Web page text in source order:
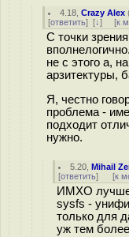
4.18 ,Crazy Alex
[ответить] [↓] [к
С точки
не с этого а,
арзитектуры,
Я, честно
проблема -
подходит
нужно.
5.20 ,Mihail
[ответить] [к
ИМХО лучше
sysfs -
только для
уж тем